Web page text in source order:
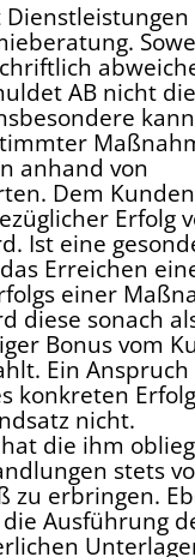
AB nicht
anhand von
Dem
Erfolg
Ist eine
Erreichen
einer
diese sonach
Bonus vom
Ein
konkreten
nicht.
die ihm
stets
zu erbringen.
Ausführung